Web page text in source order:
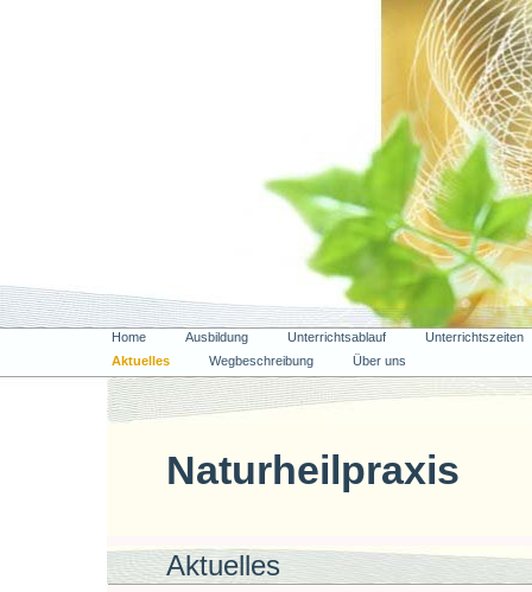
Home Ausbildung Unterrichtsablauf
Unterrichtszeiten
Aktuelles
Wegbeschreibung Über uns
Naturheilpraxis
Aktuelles